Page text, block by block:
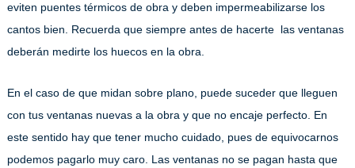
eviten puentes térmicos de obra y deben impermeabilizarse los
cantos bien. Recuerda que siempre antes de hacerte las ventanas
deberán medirte los huecos en la obra.
En el caso de que midan sobre plano, puede suceder que lleguen
con tus ventanas nuevas a la obra y que no encaje perfecto. En
este sentido hay que tener mucho cuidado, pues de equivocarnos
podemos pagarlo muy caro. Las ventanas no se pagan hasta que